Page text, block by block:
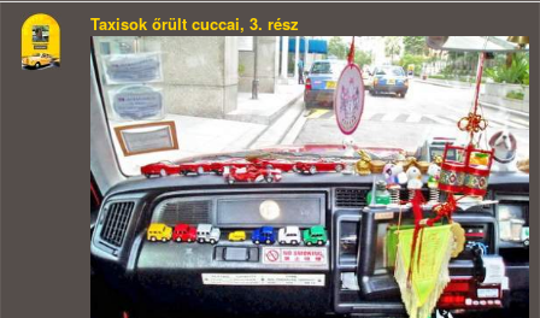
Taxisok őrült cuccai, 3. rész